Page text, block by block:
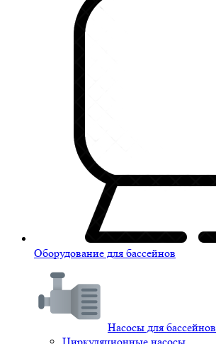
Оборудование для бассейнов
Насосы для бассейнов